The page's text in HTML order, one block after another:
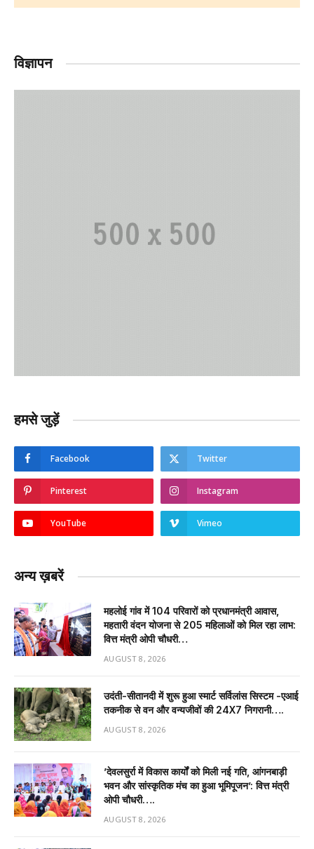
विज्ञापन
हमसे जुड़ें
Facebook Twitter
Pinterest Instagram
YouTube Vimeo
अन्य ख़बरें
महलोई गांव में 104 परिवारों को प्रधानमंत्री आवास,
महतारी वंदन योजना से 205 महिलाओं को मिल रहा लाभ:
वित्त मंत्री ओपी चौधरी…
AUGUST 8, 2026
उदंती-सीतानदी में शुरू हुआ स्मार्ट सर्विलांस सिस्टम -एआई
तकनीक से वन और वन्यजीवों की 24X7 निगरानी….
AUGUST 8, 2026
’देवलसुर्रा में विकास कार्यों को मिली नई गति, आंगनबाड़ी
भवन और सांस्कृतिक मंच का हुआ भूमिपूजन’: वित्त मंत्री
ओपी चौधरी….
AUGUST 8, 2026